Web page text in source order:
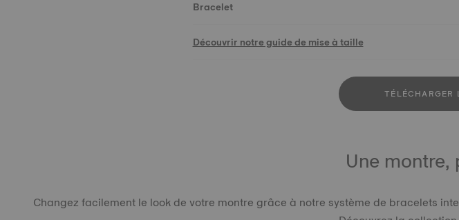
Bracelet
Découvrir notre guide de mise à taille
TÉLÉCHARGER
Une montre,
Changez facilement le look de votre montre grâce à notre système de bracelets